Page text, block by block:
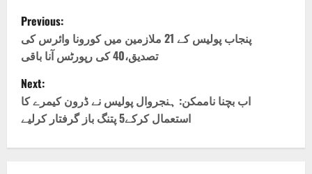
P
o
s
t
n
Previous:
پنجاب پولیس کے 21 ملازمین میں کورونا وائرس کی
تصدیق،40 کی رپورٹس آنا باقی
Next:
اب بچنا ناممکن: ہنجروال پولیس نے ڈرون کیمرے کا
استعمال کرکے5 پتنگ باز گرفتار کرلیے